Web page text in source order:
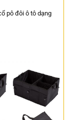
pô đôi ô tô dạng